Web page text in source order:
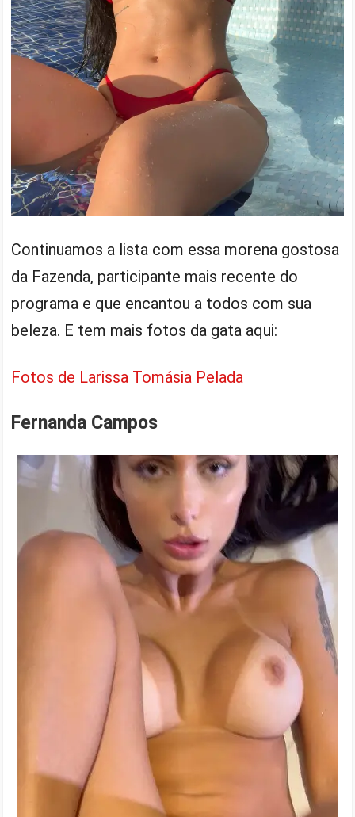
Continuamos a lista com essa morena gostosa
da Fazenda, participante mais recente do
programa e que encantou a todos com sua
beleza. E tem mais fotos da gata aqui:
Fotos de Larissa Tomásia Pelada
Fernanda Campos